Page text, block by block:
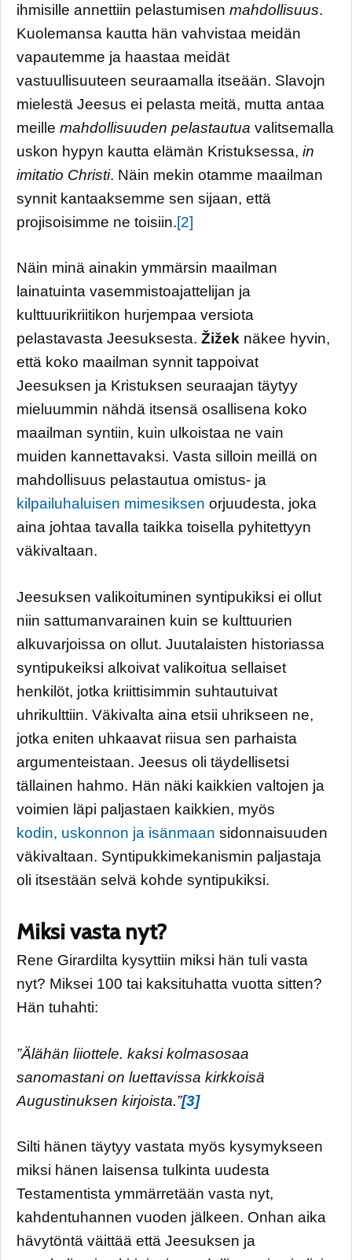
ihmisille annettiin pelastumisen mahdollisuus.
Kuolemansa kautta hän vahvistaa meidän
vapautemme ja haastaa meidät
vastuullisuuteen seuraamalla itseään. Slavojn
mielestä Jeesus ei pelasta meitä, mutta antaa
meille mahdollisuuden pelastautua valitsemalla
uskon hypyn kautta elämän Kristuksessa, in
imitatio Christi. Näin mekin otamme maailman
synnit kantaaksemme sen sijaan, että
projisoisimme ne toisiin.[2]
Näin minä ainakin ymmärsin maailman
lainatuinta vasemmistoajattelijan ja
kulttuurikriitikon hurjempaa versiota
pelastavasta Jeesuksesta. Žižek näkee hyvin,
että koko maailman synnit tappoivat
Jeesuksen ja Kristuksen seuraajan täytyy
mieluummin nähdä itsensä osallisena koko
maailman syntiin, kuin ulkoistaa ne vain
muiden kannettavaksi. Vasta silloin meillä on
mahdollisuus pelastautua omistus- ja
kilpailuhaluisen mimesiksen orjuudesta, joka
aina johtaa tavalla taikka toisella pyhitettyyn
väkivaltaan.
Jeesuksen valikoituminen syntipukiksi ei ollut
niin sattumanvarainen kuin se kulttuurien
alkuvarjoissa on ollut. Juutalaisten historiassa
syntipukeiksi alkoivat valikoitua sellaiset
henkilöt, jotka kriittisimmin suhtautuivat
uhrikulttiin. Väkivalta aina etsii uhrikseen ne,
jotka eniten uhkaavat riisua sen parhaista
argumenteistaan. Jeesus oli täydellisetsi
tällainen hahmo. Hän näki kaikkien valtojen ja
voimien läpi paljastaen kaikkien, myös
kodin, uskonnon ja isänmaan sidonnaisuuden
väkivaltaan. Syntipukkimekanismin paljastaja
oli itsestään selvä kohde syntipukiksi.
Miksi vasta nyt?
Rene Girardilta kysyttiin miksi hän tuli vasta
nyt? Miksei 100 tai kaksituhatta vuotta sitten?
Hän tuhahti:
”Älähän liiottele. kaksi kolmasosaa
sanomastani on luettavissa kirkkoisä
Augustinuksen kirjoista.”[3]
Silti hänen täytyy vastata myös kysymykseen
miksi hänen laisensa tulkinta uudesta
Testamentista ymmärretään vasta nyt,
kahdentuhannen vuoden jälkeen. Onhan aika
hävytöntä väittää että Jeesuksen ja